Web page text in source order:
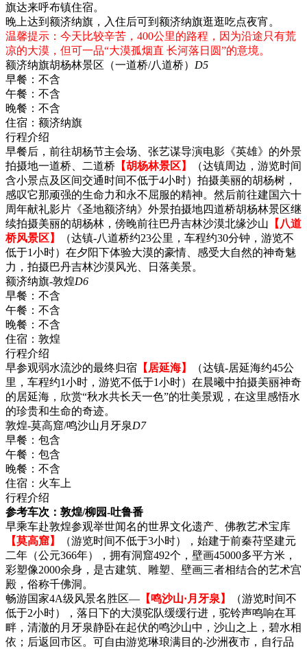
旗达来呼布镇住宿。
晚上达到额济纳旗，入住后可到额济纳旗逛逛吃点夜宵。
温馨提示：今天比较辛苦，400公里的路程，因为沿途只有荒
凉的大漠，但可一品“大漠孤烟直 长河落日圆”的意境。
额济纳旗胡杨林景区（一道桥/八道桥） D5
早餐： 不含
午餐： 不含
晚餐： 不含
住宿： 额济纳旗
行程介绍
早餐后，前往胡杨节主会场、张艺谋导演电影《英雄》的外景
拍摄地一道桥、二道桥 【胡杨林景区】
（达镇周边，游览时间
含小景点及区间交通时间不低于4小时）拍摄美丽的胡杨树，
感叹它那顽强的生命力和永不屈服的精神。然后前往建国六十
周年献礼影片《圣地额济纳》外景拍摄地四道桥胡杨林景区继
续拍摄美丽的胡杨林，傍晚前往巴丹吉林沙漠北缘沙山 【八道
桥风景区】
（达镇-八道桥约23公里，车程约30分钟，游览不
低于1小时）在夕阳下体验大漠的豪情、感受大自然的神奇魅
力，拍摄巴丹吉林沙漠风光、日落美景。
额济纳旗-敦煌D6
早餐： 不含
午餐： 不含
晚餐： 不含
住宿： 敦煌
行程介绍
早参观弱水流沙的最终归宿 【居延海】
（达镇-居延海约45公
里，车程约1小时，游览不低于1小时）在晨曦中拍摄美丽神奇
的居延海，欣赏“秋水共长天一色”的壮美景观，在这里感悟水
的珍贵和生命的奇迹。
敦煌-莫高窟/鸣沙山月牙泉D7
早餐： 包含
午餐： 包含
晚餐： 不含
住宿： 火车上
行程介绍
参考车次：敦煌/柳园-吐鲁番
早乘车赴敦煌参观举世闻名的世界文化遗产、佛教艺术宝库
【莫高窟】
（游览时间不低于3小时），始建于前秦苻坚建元
二年（公元366年），拥有洞窟492个，壁画45000多平方米，
彩塑像2000余身，是古建筑、雕塑、壁画三者相结合的艺术宫
殿，俗称千佛洞。
畅游国家4A级风景名胜区— 【鸣沙山·月牙泉】
（游览时间不
低于2小时），落日下的大漠驼队缓缓行进，驼铃声鸣响在耳
畔，清澈的月牙泉静卧在起伏的鸣沙山中，沙山之上，碧水相
依；后返回市区。可自由游览琳琅满目的-沙洲夜市，自行品